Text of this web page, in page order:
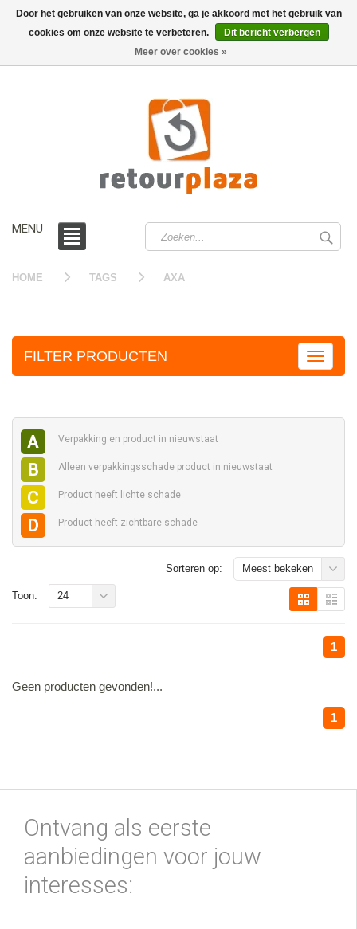
MENU
HOME TAGS AXA
FILTER PRODUCTEN
A Verpakking en product in nieuwstaat
B Alleen verpakkingsschade product in nieuwstaat
C Product heeft lichte schade
D Product heeft zichtbare schade
Sorteren op: Meest bekeken
1
Toon: 24
Geen producten gevonden!...
1
Ontvang als eerste
aanbiedingen voor jouw
interesses:
Door het gebruiken van onze website, ga je akkoord met het gebruik van
cookies om onze website te verbeteren.
Dit bericht verbergen
Meer over cookies »